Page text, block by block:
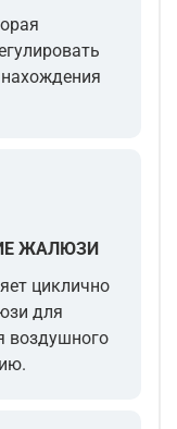
ЖАЛЮЗИ
циклично
для
воздушного